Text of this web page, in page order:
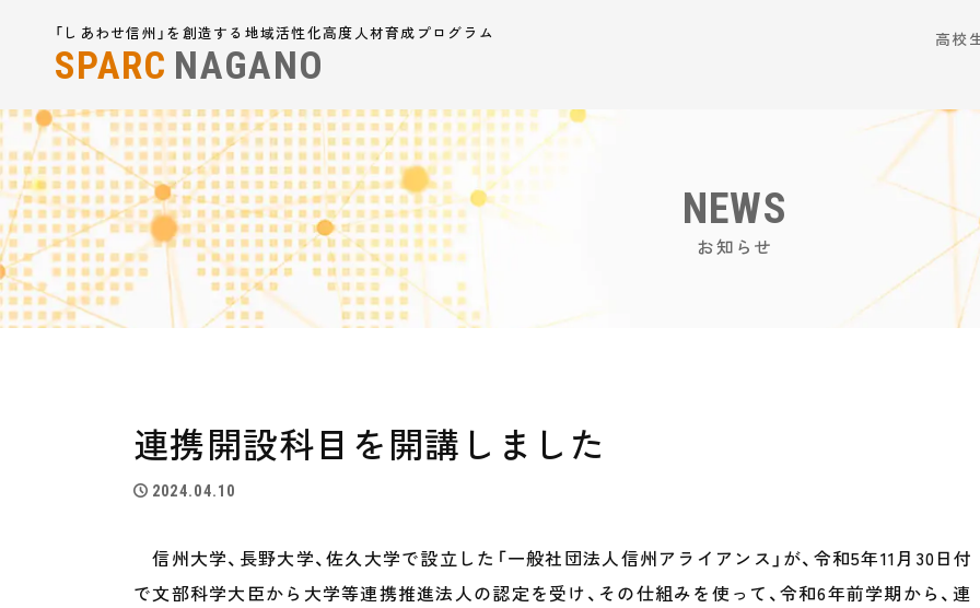
「しあわせ信州」を創造する地域活性化高度人材育成プログラム
SPARC NAGANO
高校
NEWS
お知らせ
連携開設科目を開講しました
2024.04.10
信州大学、長野大学、佐久大学で設立した「一般社団法人信州アライアンス」が、令和5年11月30日付
で文部科学大臣から大学等連携推進法人の認定を受け、その仕組みを使って、令和6年前学期から、連